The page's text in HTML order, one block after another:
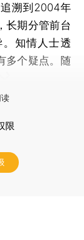
溯到2004年
长期分管前台
知情人士透
多个疑点。随
限